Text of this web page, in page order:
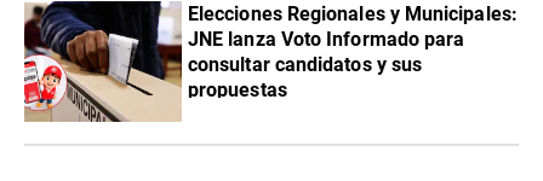
Elecciones Regionales y Municipales:
JNE lanza Voto Informado para
consultar candidatos y sus
propuestas